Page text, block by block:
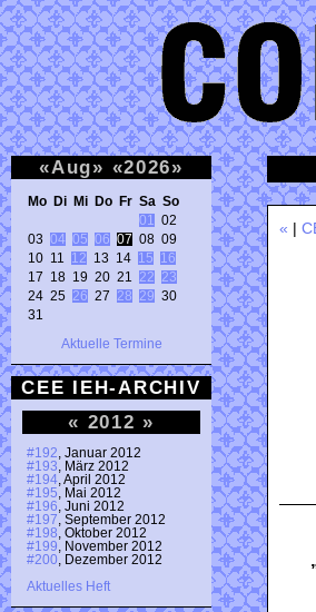
«Aug» «2026»
Mo Di Mi Do Fr Sa So
01
02
03 04 05 06 07 08 09
10 11 12 13 14 15
16
17 18 19 20 21 22
23
24 25 26 27 28 29 30
31
Aktuelle Termine
CEE IEH-ARCHIV
« 2012 »
#192 , Januar 2012
#193 , März 2012
#194 , April 2012
#195 , Mai 2012
#196 , Juni 2012
#197 , September 2012
#198 , Oktober 2012
#199 , November 2012
#200 , Dezember 2012
Aktuelles Heft
« |